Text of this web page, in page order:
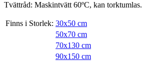
Tvättråd: Maskintvätt 60ºC, kan torktumlas.
Finns i Storlek: 30x50 cm
50x70 cm
70x130 cm
90x150 cm